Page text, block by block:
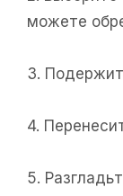
можете
3.
4.
5.